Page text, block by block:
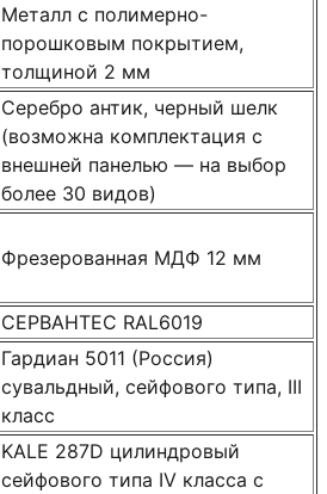
Металл с полимерно-
порошковым покрытием,
толщиной 2 мм
Серебро антик, черный шелк
(возможна комплектация с
внешней панелью — на выбор
более 30 видов)
Фрезерованная МДФ 12 мм
СЕРВАНТЕС RAL6019
Гардиан 5011 (Россия)
сувальдный, сейфового типа, III
класс
KALE 287D цилиндровый
сейфового типа IV класса с